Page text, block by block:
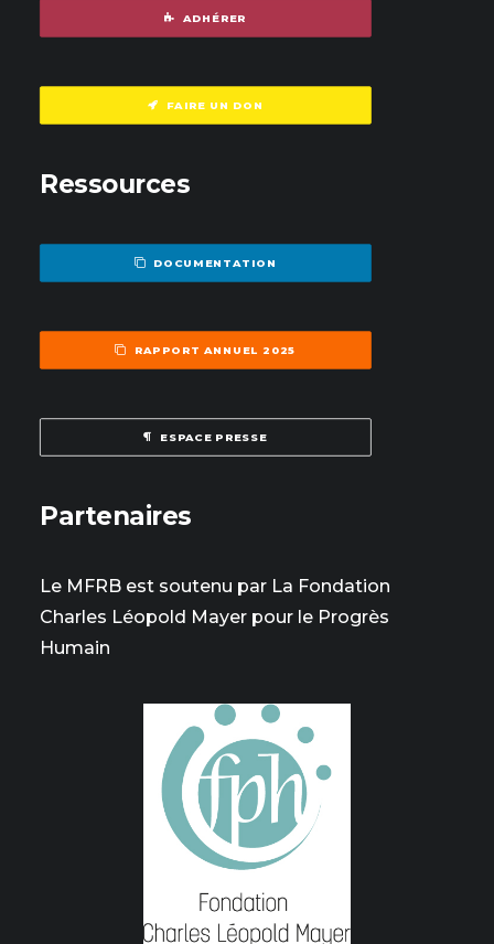
ADHÉRER
FAIRE UN DON
Ressources
DOCUMENTATION
RAPPORT ANNUEL 2025
ESPACE PRESSE
Partenaires
Le MFRB est soutenu par La Fondation
Charles Léopold Mayer pour le Progrès
Humain